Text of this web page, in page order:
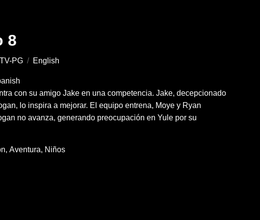
8
TV-PG / English
con su amigo Jake en una competencia. Jake, decepcionado
lo inspira a mejorar. El equipo entrena, Moye y Ryan
no avanza, generando preocupación en Yule por su
Aventura Niños